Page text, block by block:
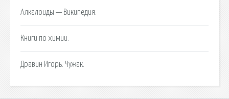
Алкалоиды — Википедия.
Книги по химии.
Дравин Игорь. Чужак.